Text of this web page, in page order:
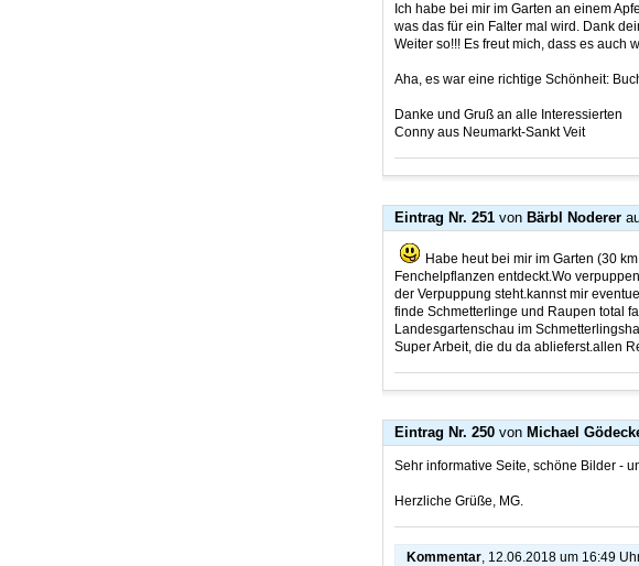
Ich habe bei mir im Garten an einem
was das für ein Falter mal wird. Dank
Weiter so!!! Es freut mich, dass es auch
Aha, es war eine richtige Schönheit:
Danke und Gruß an alle Interessierten
Conny aus Neumarkt-Sankt Veit
Eintrag Nr. 251 von Bärbl Noderer
Habe heut bei mir im Garten (30
Fenchelpflanzen entdeckt.Wo
der Verpuppung steht.kannst mir
finde Schmetterlinge und Raupen total
Landesgartenschau im
Super Arbeit, die du da ablieferst.allen
Eintrag Nr. 250 von Michael
Sehr informative Seite, schöne Bilder -
Herzliche Grüße, MG.
Kommentar, 12.06.2018 um 16:49